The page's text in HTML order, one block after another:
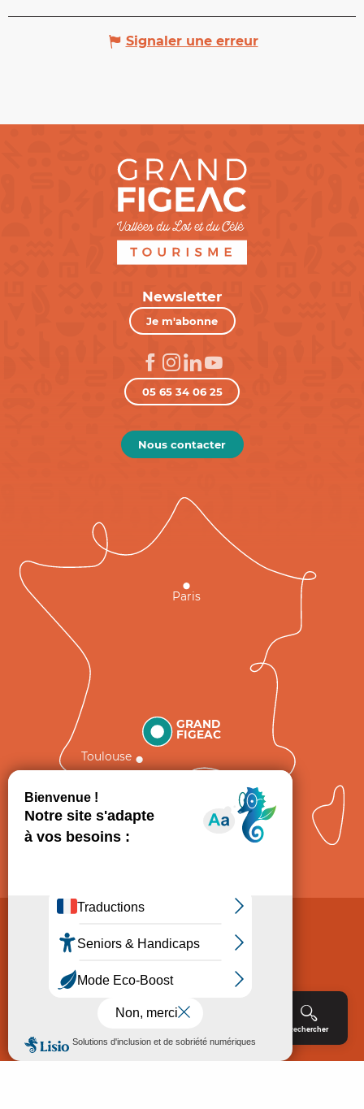
Rechercher
Signaler une erreur
Newsletter
Je m'abonne
05 65 34 06 25
Nous contacter
GRAND
FIGEAC
Toulouse
Paris
Politique de Protection des données
Accessibilité : non conforme